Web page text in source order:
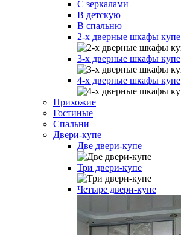
С зеркалами
В детскую
В спальню
2-х дверные шкафы купе
3-х дверные шкафы купе
4-х дверные шкафы купе
Прихожие
Гостиные
Спальни
Двери-купе
Две двери-купе
Три двери-купе
Четыре двери-купе